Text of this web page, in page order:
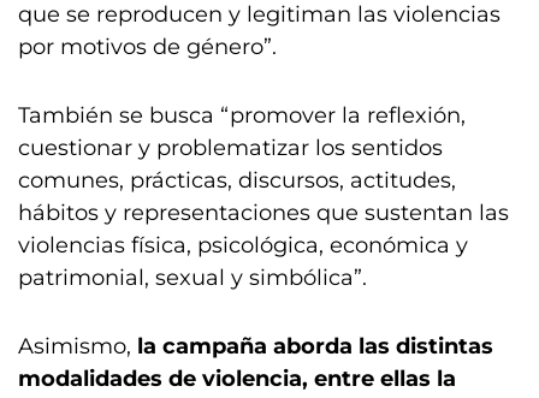
que se reproducen y legitiman las violencias
por motivos de género”.
También se busca “promover la reflexión,
cuestionar y problematizar los sentidos
comunes, prácticas, discursos, actitudes,
hábitos y representaciones que sustentan las
violencias física, psicológica, económica y
patrimonial, sexual y simbólica”.
Asimismo, la campaña aborda las distintas
modalidades de violencia, entre ellas la